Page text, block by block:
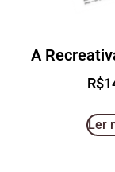
A
R$
Ler